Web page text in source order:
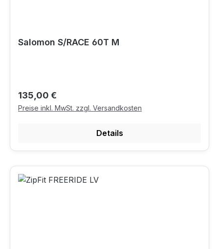
Salomon S/RACE 60T M
Regulärer Preis:
135,00 €
Preise inkl. MwSt. zzgl. Versandkosten
Details